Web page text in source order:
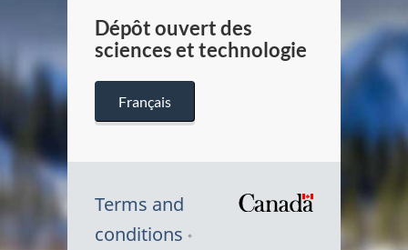
Dépôt ouvert des
sciences et technologie
Français
Terms and
conditions
Symbole